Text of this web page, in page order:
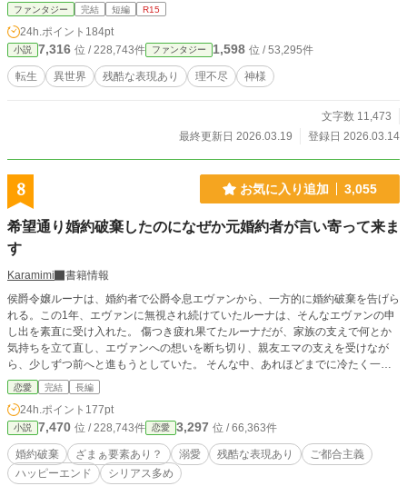
ファンタジー 完結 短編 R15
24h.ポイント 184pt
小説 7,316 位 / 228,743件 ファンタジー 1,598 位 / 53,295件
転生 異世界 残酷な表現あり 理不尽 神様
文字数 11,473
最終更新日 2026.03.19
登録日 2026.03.14
8 お気に入り追加 3,055
希望通り婚約破棄したのになぜか元婚約者が言い寄って来ま
す
Karamimi
書籍情報
侯爵令嬢ルーナは、婚約者で公爵令息エヴァンから、一方的に婚約破棄を告げら
れる。この1年、エヴァンに無視され続けていたルーナは、そんなエヴァンの申
し出を素直に受け入れた。 傷つき疲れ果てたルーナだが、家族の支えで何とか
気持ちを立て直し、エヴァンへの想いを断ち切り、親友エマの支えを受けなが
ら、少しずつ前へと進もうとしていた。 そんな中、あれほどまでに冷たく一方
的に婚約破棄を言い渡したはずのエヴァンが、復縁を迫って来たのだ。聞けばル
ーナを嫌っている公爵令嬢で王太子の婚約者、ナタリーに騙されたとの事。 自
分を嫌い、暴言を吐くナタリーのいう事を鵜呑みにした事、さらに1年ものあい
だ冷遇されていた事が、どうしても許せないルーナは、エヴァンを拒み続ける。
絶対にエヴァンとやり直すなんて無理だと思っていたルーナだったが、異常なま
でにルーナに憎しみを抱くナタリーの毒牙が彼女を襲う。 次々にルーナに攻撃
を仕掛けるナタリーに、エヴァンは…
恋愛 完結 長編
24h.ポイント 177pt
小説 7,470 位 / 228,743件 恋愛 3,297 位 / 66,363件
婚約破棄 ざまぁ要素あり？ 溺愛 残酷な表現あり
ご都合主義
ハッピーエンド
シリアス多め